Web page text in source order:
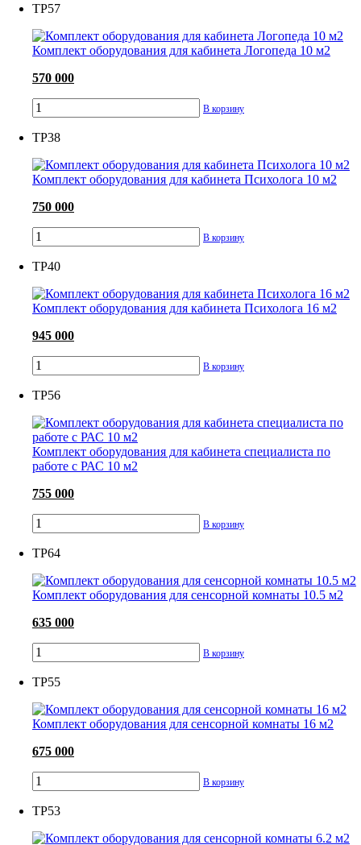
ТР57
Комплект оборудования для кабинета Логопеда 10 м2
570 000
В корзину
ТР38
Комплект оборудования для кабинета Психолога 10 м2
750 000
В корзину
ТР40
Комплект оборудования для кабинета Психолога 16 м2
945 000
В корзину
ТР56
Комплект оборудования для кабинета специалиста по
работе с РАС 10 м2
755 000
В корзину
ТР64
Комплект оборудования для сенсорной комнаты 10.5 м2
635 000
В корзину
ТР55
Комплект оборудования для сенсорной комнаты 16 м2
675 000
В корзину
ТР53